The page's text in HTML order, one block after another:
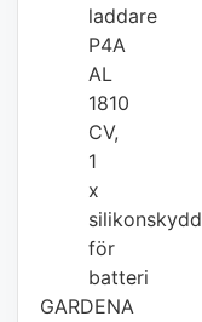
laddare
P4A
AL
1810
CV,
1
x
silikonskydd
för
batteri
GARDENA